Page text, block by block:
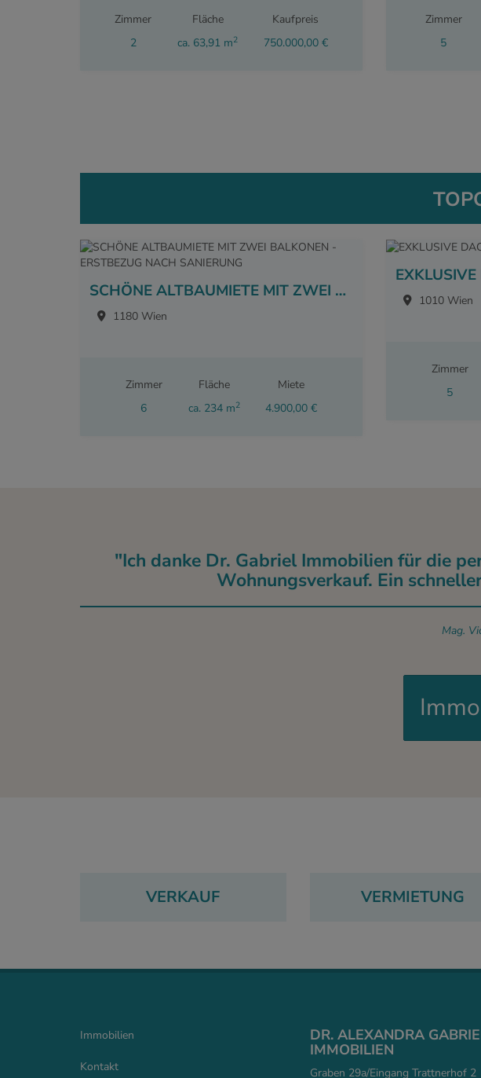
Zimmer
2
Fläche
ca. 63,91 m2
Kaufpreis
750.000,00 €
Zimmer
5
SCHÖNE ALTBAUMIETE MIT ZWEI BALKONEN - ERSTBEZUG NACH SANIERUNG
1180 Wien
Zimmer
6
Fläche
ca. 234 m2
Miete
4.900,00 €
1010 Wien
Zimmer
5
"Ich danke Dr. Gabriel Immobilien für die
Wohnungsverkauf. Ein
Mag.
VERKAUF VERMIETUNG
Immobilien
Kontakt
DR. ALEXANDRA
IMMOBILIEN
Graben 29a/Eingang Trattnerhof 2